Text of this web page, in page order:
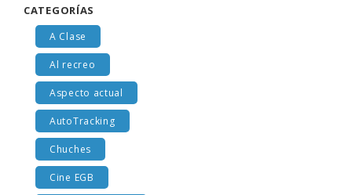
A Clase
Al recreo
Aspecto actual
AutoTracking
Chuches
Cine EGB